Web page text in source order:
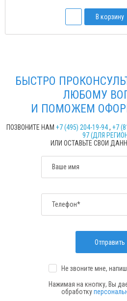
В корзину
БЫСТРО
ЛЮБОМУ
И ПОМОЖЕМ
ПОЗВОНИТЕ НАМ +7 (495) 204-19-94, +7
97 (ДЛЯ
ИЛИ ОСТАВЬТЕ СВОИ
Ваше имя
Телефон*
Отправить
Не звоните мне,
Нажимая на кнопку, Вы
обработку